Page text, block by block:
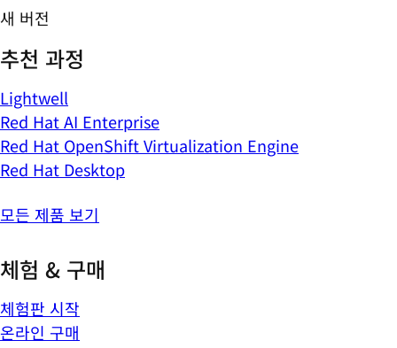
새 버전
추천 과정
Lightwell
Red Hat AI Enterprise
Red Hat OpenShift Virtualization Engine
Red Hat Desktop
모든 제품 보기
체험 & 구매
체험판 시작
온라인 구매